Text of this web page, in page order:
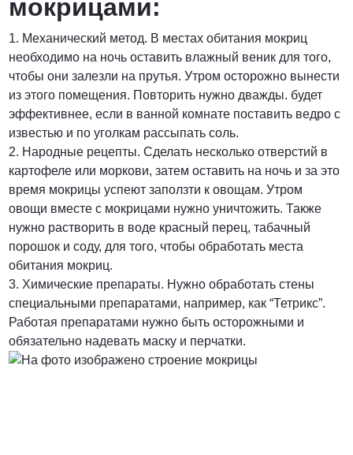
мокрицами:
1. Механический метод. В местах обитания мокриц
необходимо на ночь оставить влажный веник для того,
чтобы они залезли на прутья. Утром осторожно вынести
из этого помещения. Повторить нужно дважды. будет
эффективнее, если в ванной комнате поставить ведро с
известью и по уголкам рассыпать соль.
2. Народные рецепты. Сделать несколько отверстий в
картофеле или моркови, затем оставить на ночь и за это
время мокрицы успеют заползти к овощам. Утром
овощи вместе с мокрицами нужно уничтожить. Также
нужно растворить в воде красный перец, табачный
порошок и соду, для того, чтобы обработать места
обитания мокриц.
3. Химические препараты. Нужно обработать стены
специальными препаратами, например, как “Тетрикс”.
Работая препаратами нужно быть осторожными и
обязательно надевать маску и перчатки.